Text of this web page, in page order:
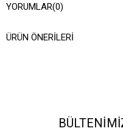
Asorti Bilgisi
YORUMLAR(0)
ÜRÜN ÖNERILERI